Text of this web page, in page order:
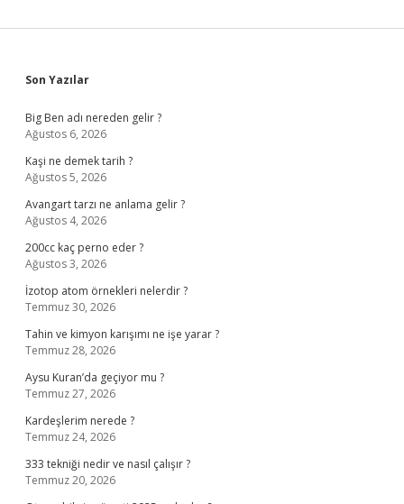
Sidebar
Son Yazılar
Big Ben adı nereden gelir ?
Ağustos 6, 2026
Kaşi ne demek tarih ?
Ağustos 5, 2026
Avangart tarzı ne anlama gelir ?
Ağustos 4, 2026
200cc kaç perno eder ?
Ağustos 3, 2026
İzotop atom örnekleri nelerdir ?
Temmuz 30, 2026
Tahin ve kimyon karışımı ne işe yarar ?
Temmuz 28, 2026
Aysu Kuran’da geçiyor mu ?
Temmuz 27, 2026
Kardeşlerim nerede ?
Temmuz 24, 2026
333 tekniği nedir ve nasıl çalışır ?
Temmuz 20, 2026